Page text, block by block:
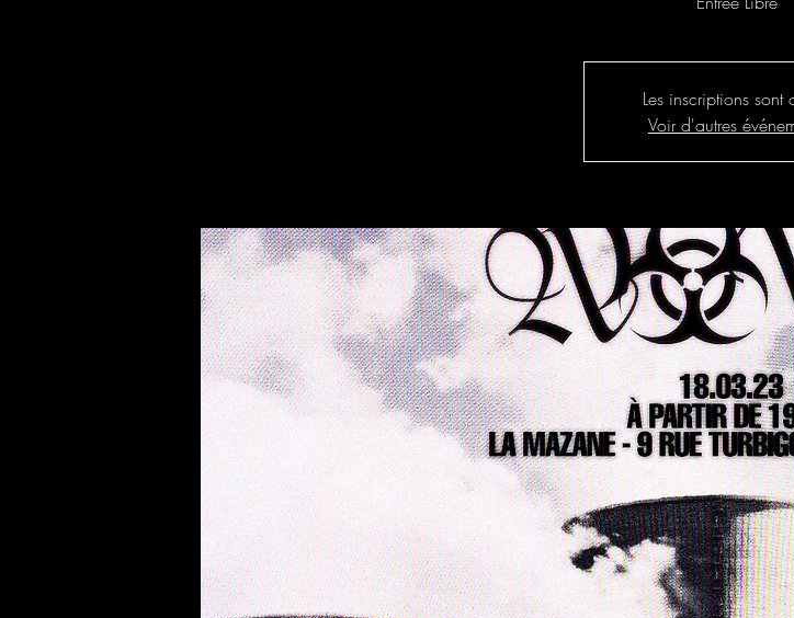
Les inscriptions sont
Voir d'autres